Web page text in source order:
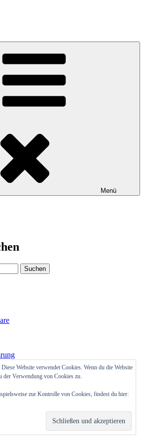
Menü
Kantipur Themes
Website verwendet Cookies. Wenn du die Website
der Verwendung von Cookies zu.
zur Kontrolle von Cookies, findest du hier: